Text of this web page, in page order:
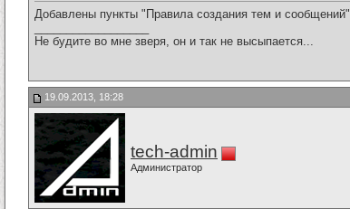
Добавлены пункты "Правила создания тем и сообщений"
Не будите во мне зверя, он и так не высыпается...
19.09.2013, 18:28
tech-admin
Администратор